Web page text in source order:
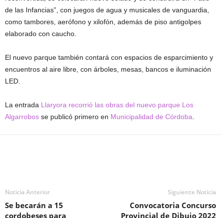
de las Infancias”, con juegos de agua y musicales de vanguardia,
como tambores, aerófono y xilofón, además de piso antigolpes
elaborado con caucho.
El nuevo parque también contará con espacios de esparcimiento y
encuentros al aire libre, con árboles, mesas, bancos e iluminación
LED.
La entrada Llaryora recorrió las obras del nuevo parque Los
Algarrobos se publicó primero en Municipalidad de Córdoba
Noticia Anterior
Se becarán a 15
cordobeses para
Siguiente Noticia
Convocatoria Concurso
Provincial de Dibujo 2022